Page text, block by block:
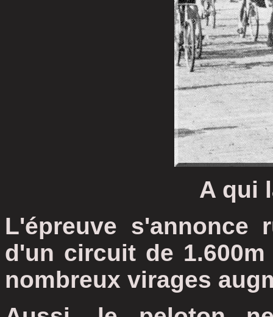
A qui
L'épreuve s'annonce
d'un circuit de
nombreux virages